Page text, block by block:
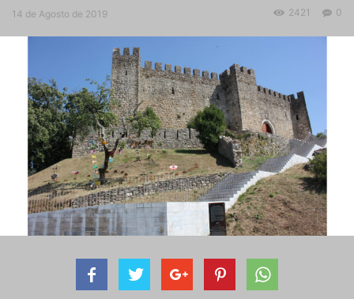
14 de Agosto de 2019 0
2421